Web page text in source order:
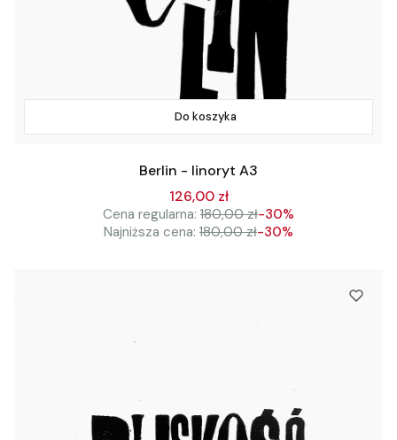
Do koszyka
Berlin - linoryt A3
126,00 zł
Cena regularna: 180,00 zł-30%
Najniższa cena: 180,00 zł-30%